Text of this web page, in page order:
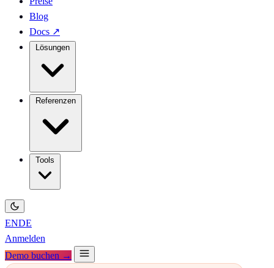
Blog
Docs ↗
ENDE
Anmelden
Demo buchen →